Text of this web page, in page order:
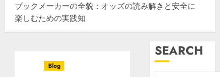
ブックメーカーの全貌：オッズの読み解きと安全に
楽しむための実践知
Blog
SEARCH